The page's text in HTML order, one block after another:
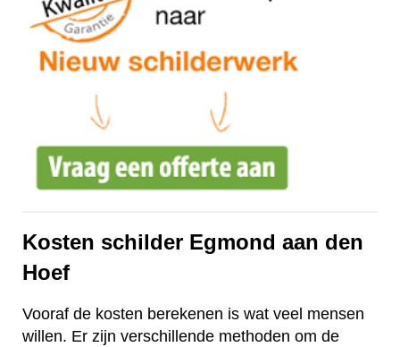
Kosten schilder Egmond aan den
Hoef
Vooraf de kosten berekenen is wat veel mensen
willen. Er zijn verschillende methoden om de